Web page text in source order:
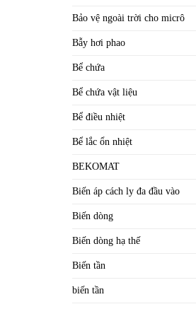
Bảo vệ ngoài trời cho micrô
Bẫy hơi phao
Bể chứa
Bể chứa vật liệu
Bể điều nhiệt
Bể lắc ổn nhiệt
BEKOMAT
Biến áp cách ly đa đầu vào
Biến dòng
Biến dòng hạ thế
Biến tần
biến tần